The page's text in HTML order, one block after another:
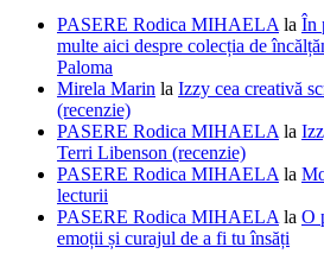
PASERE Rodica MIHAELA la În
multe aici despre colecția de
Paloma
Mirela Marin la Izzy cea creativă
(recenzie)
PASERE Rodica MIHAELA la
Terri Libenson (recenzie)
PASERE Rodica MIHAELA la
lecturii
PASERE Rodica MIHAELA la O
emoții și curajul de a fi tu însăți